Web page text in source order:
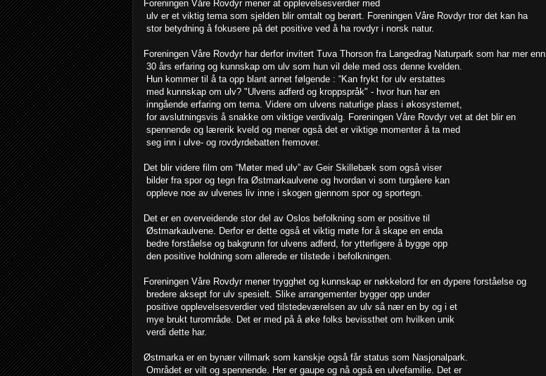
Foreningen Våre Rovdyr mener at opplevelsesverdier med
ulv er et viktig tema som sjelden blir omtalt og berørt. Foreningen Våre Rovdyr tror det kan ha
stor betydning å fokusere på det positive ved å ha rovdyr i norsk natur.
Foreningen Våre Rovdyr har derfor invitert Tuva Thorson fra Langedrag Naturpark som har mer enn
30 års erfaring og kunnskap om ulv som hun vil dele med oss denne kvelden.
Hun kommer til å ta opp blant annet følgende : “Kan frykt for ulv erstattes
med kunnskap om ulv? "Ulvens adferd og kroppspråk" - hvor hun har en
inngående erfaring om tema. Videre om ulvens naturlige plass i økosystemet,
for avslutningsvis å snakke om viktige verdivalg. Foreningen Våre Rovdyr vet at det blir en
spennende og lærerik kveld og mener også det er viktige momenter å ta med
seg inn i ulve- og rovdyrdebatten fremover.
Det blir videre film om “Møter med ulv” av Geir Skillebæk som også viser
bilder fra spor og tegn fra Østmarkaulvene og hvordan vi som turgåere kan
oppleve noe av ulvenes liv inne i skogen gjennom spor og sportegn.
Det er en overveidende stor del av Oslos befolkning som er positive til
Østmarkaulvene. Derfor er dette også et viktig møte for å skape en enda
bedre forståelse og bakgrunn for ulvens adferd, for ytterligere å bygge opp
den positive holdning som allerede er tilstede i befolkningen.
Foreningen Våre Rovdyr mener trygghet og kunnskap er nøkkelord for en dypere forståelse og
bredere aksept for ulv spesielt. Slike arrangementer bygger opp under
positive opplevelsesverdier ved tilstedeværelsen av ulv så nær en by og i et
mye brukt turområde. Det er med på å øke folks bevissthet om hvilken unik
verdi dette har.
Østmarka er en bynær villmark som kanskje også får status som Nasjonalpark.
Området er vilt og spennende. Her er gaupe og nå også en ulvefamilie. Det er